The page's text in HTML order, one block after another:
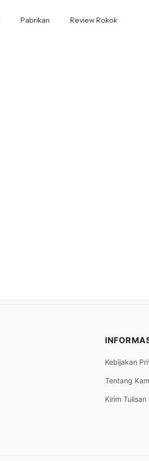
Pabrikan Review Rokok
Kebijakan
Tentang
Kirim Tulisan